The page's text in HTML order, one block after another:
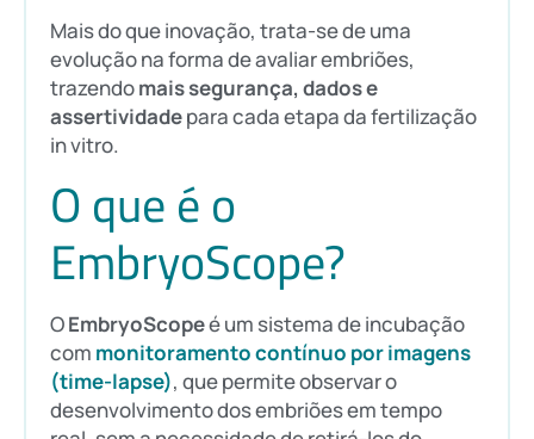
Mais do que inovação, trata-se de uma
evolução na forma de avaliar embriões,
trazendomais segurança, dados e
assertividadepara cada etapa da fertilização
in vitro.
O que é o
EmbryoScope?
OEmbryoScopeé um sistema de incubação
com monitoramento contínuo por imagens
(time-lapse), que permite observar o
desenvolvimento dos embriões em tempo